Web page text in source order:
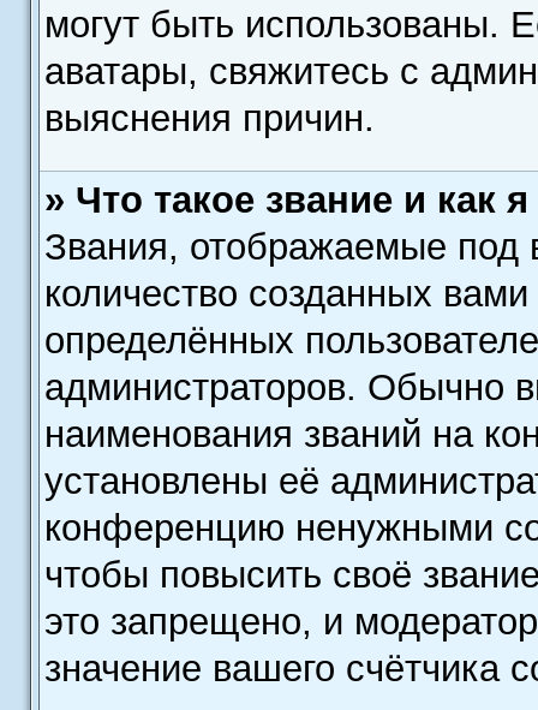
могут быть использованы.
аватары, свяжитесь с
выяснения причин.
» Что такое звание и как
Звания, отображаемые
количество созданных
определённых
администраторов. Обычно
наименования званий на
установлены её
конференцию ненужными
чтобы повысить своё
это запрещено, и
значение вашего счётчика